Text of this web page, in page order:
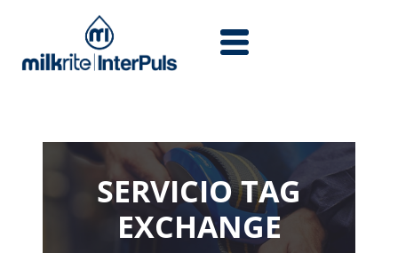
SERVICIO TAG
EXCHANGE